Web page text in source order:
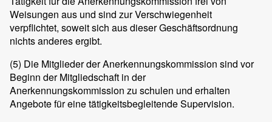
Weisungen aus und sind zur Verschwiegenheit
verpflichtet, soweit sich aus dieser Geschäftsordnung
nichts anderes ergibt.
(5) Die Mitglieder der Anerkennungskommission sind vor
Beginn der Mitgliedschaft in der
Anerkennungskommission zu schulen und erhalten
Angebote für eine tätigkeitsbegleitende Supervision.